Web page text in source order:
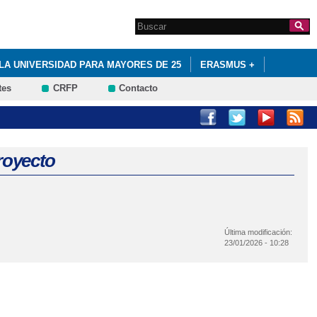
Formulario de
búsqueda
Search this site
UNIVERSIDAD PARA MAYORES DE 25 ERASMUS +
POR EL FONDO SOCIAL EUROPEO
CRFP Contacto
Última modificación:
23/01/2026 - 10:28